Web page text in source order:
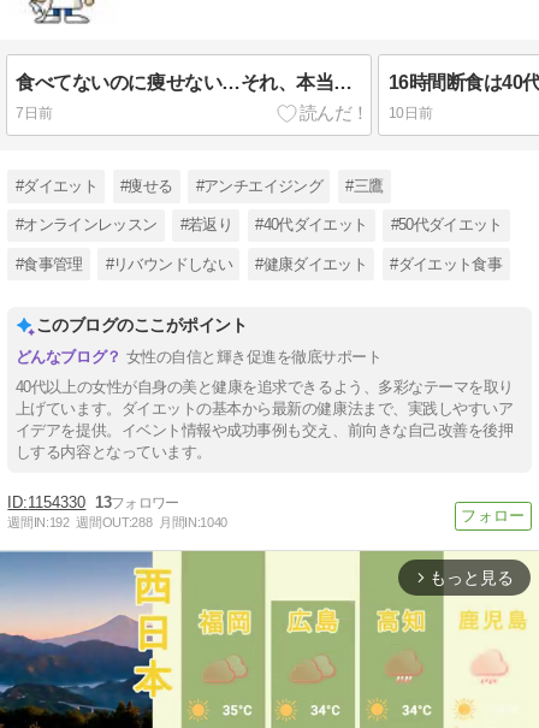
食べてないのに痩せない…それ、本当に停滞期？
7日前 10日前
#ダイエット #痩せる #アンチエイジング #三鷹
#オンラインレッスン #若返り #40代ダイエット #50代ダイエット
#食事管理 #リバウンドしない #健康ダイエット #ダイエット食事
このブログのここがポイント
女性の自信と輝き促進を徹底サポート
40代以上の女性が自身の美と健康を追求できるよう、多彩なテーマを取り
上げています。ダイエットの基本から最新の健康法まで、実践しやすいア
イデアを提供。イベント情報や成功事例も交え、前向きな自己改善を後押
しする内容となっています。
1154330 13
週間IN:192 週間OUT:288 月間IN:1040
arrow_forward_ios もっと見る